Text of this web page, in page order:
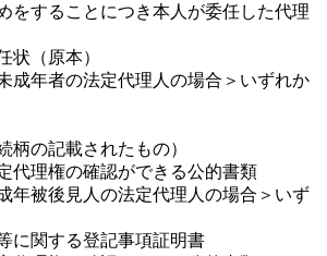
をすることにつき本人が委任した代理
（原本）
成年者の法定代理人の場合＞いずれか
の記載されたもの）
代理権の確認ができる公的書類
年被後見人の法定代理人の場合＞いず
に関する登記事項証明書